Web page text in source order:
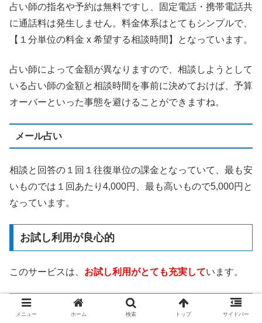
占い師の指名や予約は無料ですし、固定電話・携帯電話共
に通話料は発生しません。料金体系はとてもシンプルで、
【１分単位の料金 x 希望する相談時間】となっています。
占い師によって金額が異なりますので、相談しようとして
いる占い師の金額と相談時間を事前に決めておけば、予算
オーバーといった事態を避けることができますね。
メール占い
相談と回答の１回１往復単位の課金となっていて、最も安
いものでは１回あたり4,000円、最も高いもので5,000円と
なっています。
お試し利用が良心的
このサービスは、 お試し利用がとても充実しています。
3,000円分の無料相談ポイント
メニュー ホーム 検索 トップ サイドバー